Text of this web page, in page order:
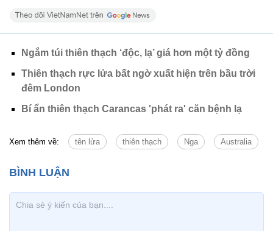
Ngắm túi thiên thạch ‘độc, lạ’ giá hơn một tỷ đồng
Thiên thạch rực lửa bất ngờ xuất hiện trên bầu trời
đêm London
Bí ẩn thiên thạch Carancas 'phát ra' căn bệnh lạ
Xem thêm về: tên lửa thiên thạch Nga Australia